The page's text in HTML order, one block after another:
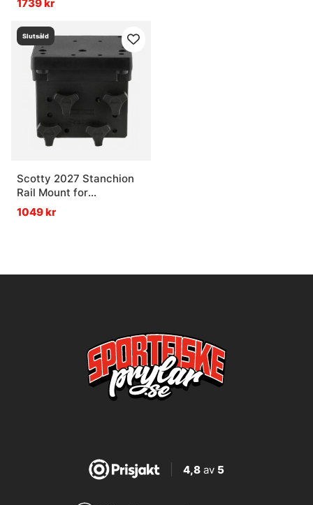
1739 kr
Slutsåld
Scotty 2027 Stanchion
Rail Mount for
Downriggers
1049 kr
4,8av 5